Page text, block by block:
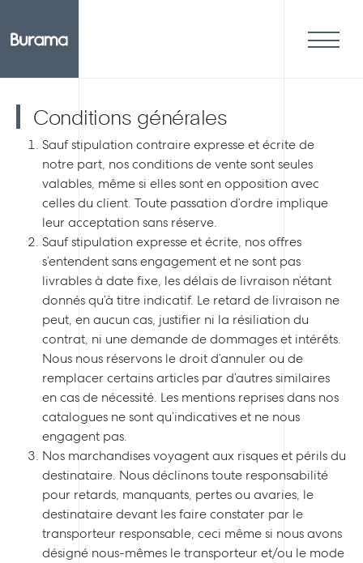
Conditions générales
Sauf stipulation contraire expresse et écrite de
notre part, nos conditions de vente sont seules
valables, même si elles sont en opposition avec
celles du client. Toute passation d’ordre implique
leur acceptation sans réserve.
Sauf stipulation expresse et écrite, nos offres
s’entendent sans engagement et ne sont pas
livrables à date fixe, les délais de livraison n’étant
donnés qu’à titre indicatif. Le retard de livraison ne
peut, en aucun cas, justifier ni la résiliation du
contrat, ni une demande de dommages et intérêts.
Nous nous réservons le droit d’annuler ou de
remplacer certains articles par d’autres similaires
en cas de nécessité. Les mentions reprises dans nos
catalogues ne sont qu’indicatives et ne nous
engagent pas.
Nos marchandises voyagent aux risques et périls du
destinataire. Nous déclinons toute responsabilité
pour retards, manquants, pertes ou avaries, le
destinataire devant les faire constater par le
transporteur responsable, ceci même si nous avons
désigné nous-mêmes le transporteur et/ou le mode